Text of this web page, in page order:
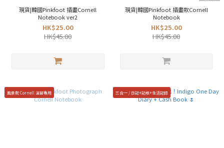
現貨|韓國Pinkfoot 插畫Cornell
Notebook ver2
HK$25.00
HK$45.00
現貨|韓國Pinkfoot 插畫款Cornell
Notebook
HK$25.00
HK$45.00
風景款 Cornell 溫習專用 三合一 / 日記+記帳+生活記錄